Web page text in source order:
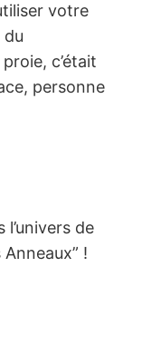
votre
du
c’était
personne
de
!